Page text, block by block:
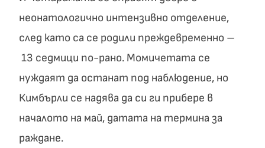
неонатологично интензивно отделение,
след като са се родили преждевременно –
13 седмици по-рано. Момичетата се
нуждаят да останат под наблюдение, но
Кимбърли се надява да си ги прибере в
началото на май, датата на термина за
раждане.